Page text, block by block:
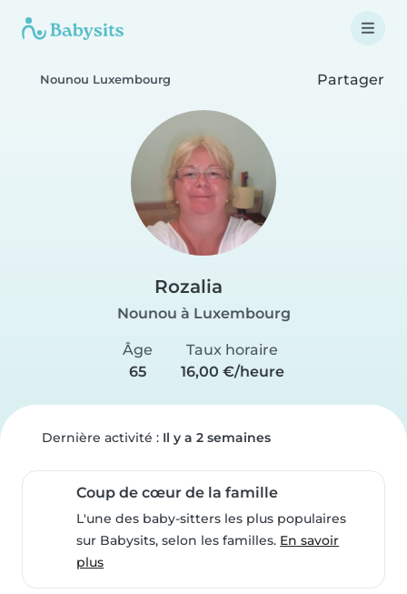
Nounou Luxembourg Partager
Rozalia
Nounou à Luxembourg
Âge
65
Taux horaire
16,00 €/heure
Dernière activité : Il y a 2 semaines
Coup de cœur de la famille
L'une des baby-sitters les plus populaires
sur Babysits, selon les familles. En savoir
plus